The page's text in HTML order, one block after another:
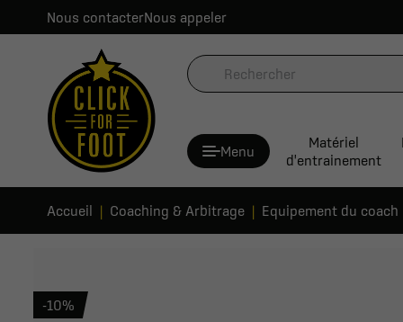
Nous contacterNous appeler
Menu
Matériel
d'entrainement
Accueil Coaching & Arbitrage Equipement du coach
-10%